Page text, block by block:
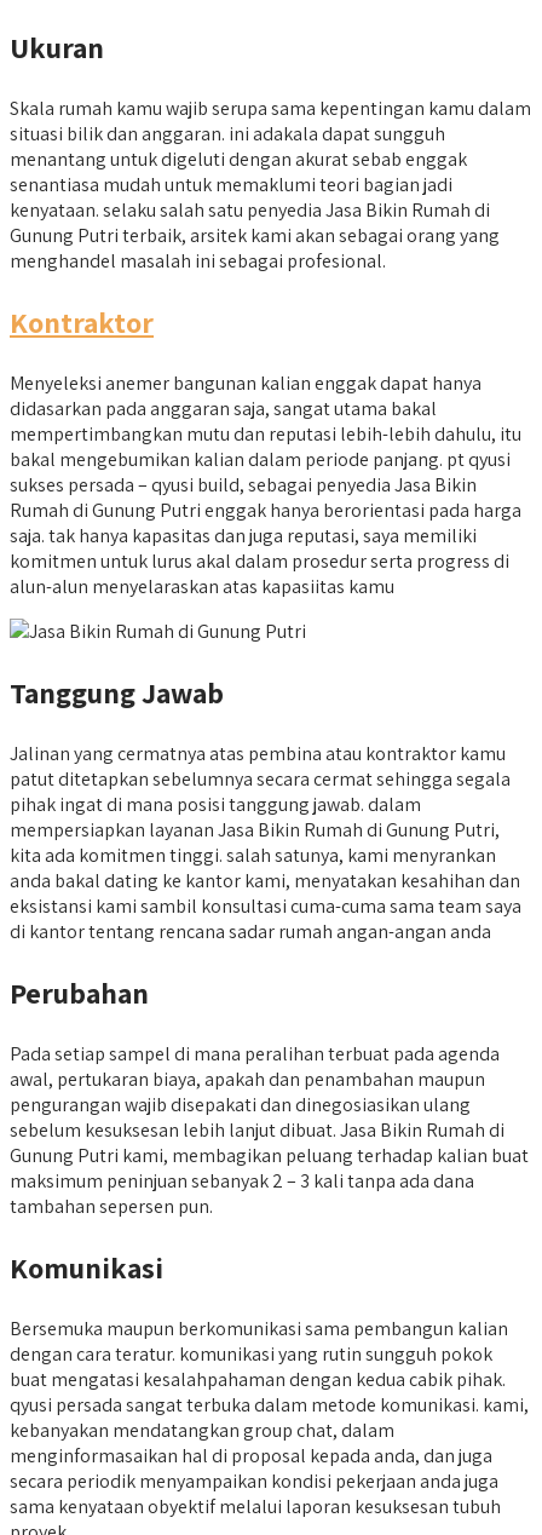
Ukuran
Skala rumah kamu wajib serupa sama kepentingan kamu dalam
situasi bilik dan anggaran. ini adakala dapat sungguh
menantang untuk digeluti dengan akurat sebab enggak
senantiasa mudah untuk memaklumi teori bagian jadi
kenyataan. selaku salah satu penyedia Jasa Bikin Rumah di
Gunung Putri terbaik, arsitek kami akan sebagai orang yang
menghandel masalah ini sebagai profesional.
Kontraktor
Menyeleksi anemer bangunan kalian enggak dapat hanya
didasarkan pada anggaran saja, sangat utama bakal
mempertimbangkan mutu dan reputasi lebih-lebih dahulu, itu
bakal mengebumikan kalian dalam periode panjang. pt qyusi
sukses persada – qyusi build, sebagai penyedia Jasa Bikin
Rumah di Gunung Putri enggak hanya berorientasi pada harga
saja. tak hanya kapasitas dan juga reputasi, saya memiliki
komitmen untuk lurus akal dalam prosedur serta progress di
alun-alun menyelaraskan atas kapasiitas kamu
Tanggung Jawab
Jalinan yang cermatnya atas pembina atau kontraktor kamu
patut ditetapkan sebelumnya secara cermat sehingga segala
pihak ingat di mana posisi tanggung jawab. dalam
mempersiapkan layanan Jasa Bikin Rumah di Gunung Putri,
kita ada komitmen tinggi. salah satunya, kami menyrankan
anda bakal dating ke kantor kami, menyatakan kesahihan dan
eksistansi kami sambil konsultasi cuma-cuma sama team saya
di kantor tentang rencana sadar rumah angan-angan anda
Perubahan
Pada setiap sampel di mana peralihan terbuat pada agenda
awal, pertukaran biaya, apakah dan penambahan maupun
pengurangan wajib disepakati dan dinegosiasikan ulang
sebelum kesuksesan lebih lanjut dibuat. Jasa Bikin Rumah di
Gunung Putri kami, membagikan peluang terhadap kalian buat
maksimum peninjuan sebanyak 2 – 3 kali tanpa ada dana
tambahan sepersen pun.
Komunikasi
Bersemuka maupun berkomunikasi sama pembangun kalian
dengan cara teratur. komunikasi yang rutin sungguh pokok
buat mengatasi kesalahpahaman dengan kedua cabik pihak.
qyusi persada sangat terbuka dalam metode komunikasi. kami,
kebanyakan mendatangkan group chat, dalam
menginformasaikan hal di proposal kepada anda, dan juga
secara periodik menyampaikan kondisi pekerjaan anda juga
sama kenyataan obyektif melalui laporan kesuksesan tubuh